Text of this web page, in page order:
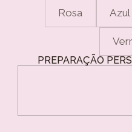
Rosa
PREPARAÇÃO